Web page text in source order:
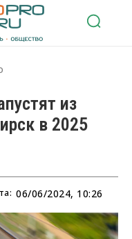
из
в 2025
06/06/2024, 10:26